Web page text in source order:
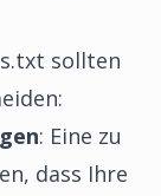
sollten
: Eine zu
dass Ihre